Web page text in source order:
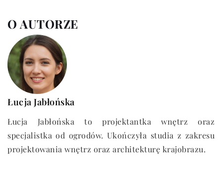
O AUTORZE
Łucja Jabłońska
Łucja Jabłońska to projektantka wnętrz oraz
specjalistka od ogrodów. Ukończyła studia z zakresu
projektowania wnętrz oraz architekturę krajobrazu.